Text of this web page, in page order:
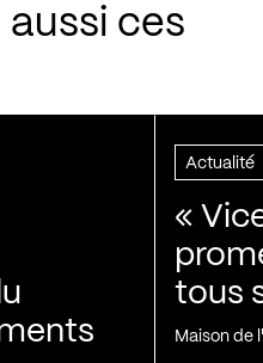
aussi ces
Actualité
«
tous
Maison de